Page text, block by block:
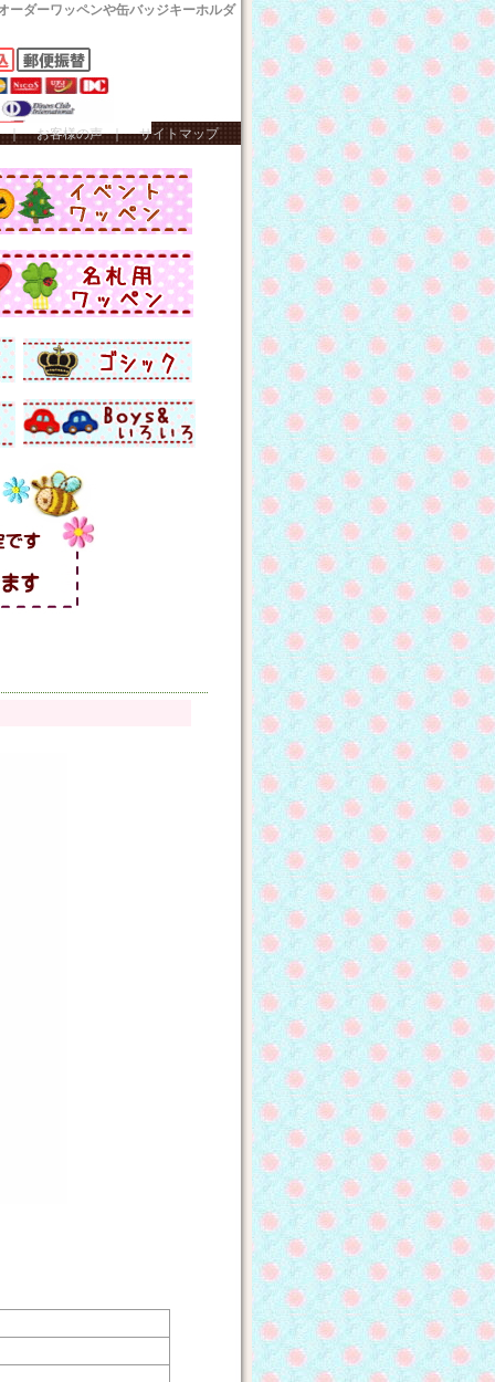
ーダーワッペンや缶バッジキーホルダ
｜ お客様の声｜ サイトマップ